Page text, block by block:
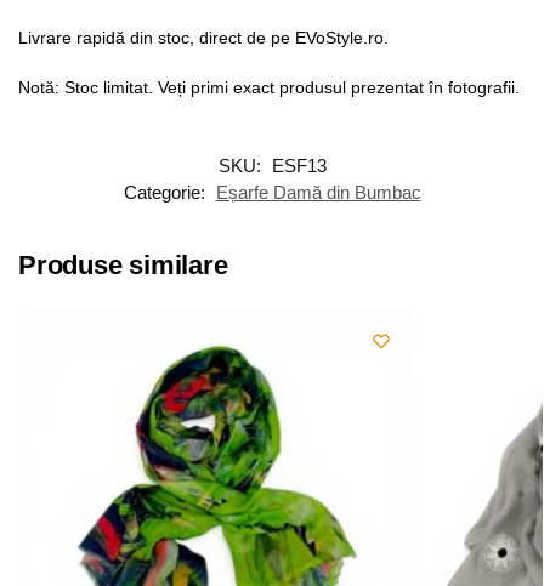
Livrare rapidă din stoc, direct de pe EVoStyle.ro.
Notă: Stoc limitat. Veți primi exact produsul prezentat în fotografii.
SKU:
ESF13
Categorie:
Eșarfe Damă din Bumbac
Produse similare